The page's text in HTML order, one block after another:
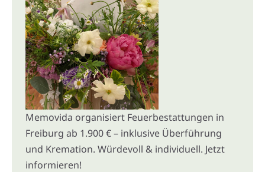
Memovida organisiert Feuerbestattungen in
Freiburg ab 1.900 € – inklusive Überführung
und Kremation. Würdevoll & individuell. Jetzt
informieren!